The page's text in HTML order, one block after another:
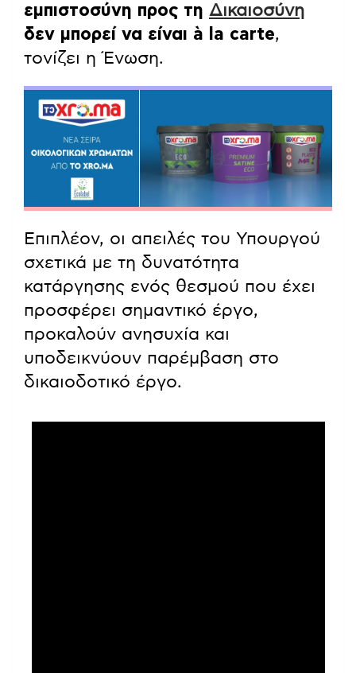
εμπιστοσύνη προς τη Δικαιοσύνη
δεν μπορεί να είναι à la carte,
τονίζει η Ένωση.
Επιπλέον, οι απειλές του Υπουργού
σχετικά με τη δυνατότητα
κατάργησης ενός θεσμού που έχει
προσφέρει σημαντικό έργο,
προκαλούν ανησυχία και
υποδεικνύουν παρέμβαση στο
δικαιοδοτικό έργο.